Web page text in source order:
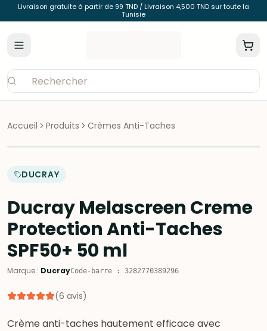
Livraison gratuite à partir de 99 TND / Livraison 4,500 TND sur toute la
Tunisie
Accueil Produits Crèmes Anti-Taches
DUCRAY
Ducray Melascreen Creme
Protection Anti-Taches
SPF50+ 50 ml
Marque : DucrayCode-barre : 3282770389296
(6 avis)
Crème anti-taches hautement efficace avec